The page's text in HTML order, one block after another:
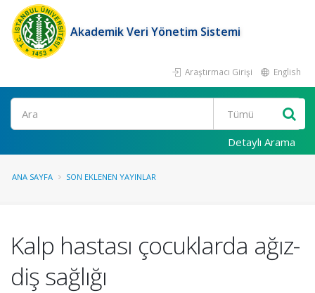
Akademik Veri Yönetim Sistemi
Araştırmacı Girişi English
Ara
Detaylı Arama
ANA SAYFA SON EKLENEN YAYINLAR
Kalp hastası çocuklarda ağız-
diş sağlığı